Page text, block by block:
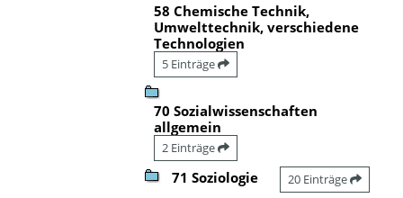
58 Chemische Technik,
Umwelttechnik, verschiedene
Technologien
5 Einträge
70 Sozialwissenschaften
allgemein
2 Einträge
71 Soziologie 20 Einträge